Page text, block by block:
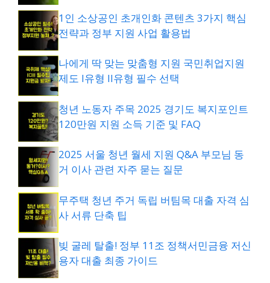
1인 소상공인 초개인화 콘텐츠 3가지 핵심
전략과 정부 지원 사업 활용법
나에게 딱 맞는 맞춤형 지원 국민취업지원
제도 I유형 II유형 필수 선택
청년 노동자 주목 2025 경기도 복지포인트
120만원 지원 소득 기준 및 FAQ
2025 서울 청년 월세 지원 Q&A 부모님 동
거 이사 관련 자주 묻는 질문
무주택 청년 주거 독립 버팀목 대출 자격 심
사 서류 단축 팁
빚 굴레 탈출! 정부 11조 정책서민금융 저신
용자 대출 최종 가이드